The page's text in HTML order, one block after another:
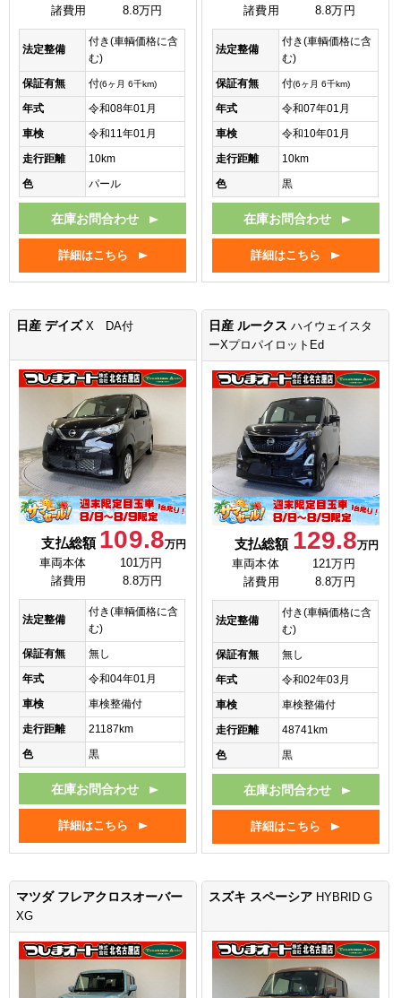
諸費用
8.8万円
法定整備
付き(車輌価格に含
む)
保証有無
付(6ヶ月 6千km)
年式
令和08年01月
車検
令和11年01月
走行距離
10km
色
パール
在庫お問合わせ
詳細はこちら
諸費用
8.8万円
法定整備
付き(車輌価格に含
む)
保証有無
付(6ヶ月 6千km)
年式
令和07年01月
車検
令和10年01月
走行距離
10km
色
黒
在庫お問合わせ
詳細はこちら
日産 デイズ X DA付
支払総額 109.8万円
車両本体
101万円
諸費用
8.8万円
法定整備
付き(車輌価格に含
む)
保証有無
無し
年式
令和04年01月
車検
車検整備付
走行距離
21187km
色
黒
在庫お問合わせ
詳細はこちら
日産 ルークスハイウェイスタ
ーXプロパイロットEd
支払総額 129.8万円
車両本体
121万円
諸費用
8.8万円
法定整備
付き(車輌価格に含
む)
保証有無
無し
年式
令和02年03月
車検
車検整備付
走行距離
48741km
色
黒
在庫お問合わせ
詳細はこちら
マツダ フレアクロスオーバー
XG
スズキ スペーシア HYBRID G